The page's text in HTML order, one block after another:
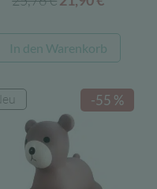
war:
25,76 €
ist:
21,90 €.
In den Warenkorb
-55 %
Neu